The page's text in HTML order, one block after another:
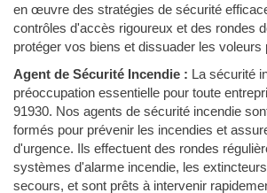
en œuvre des stratégies de sécurité
contrôles d'accès rigoureux et des rondes
protéger vos biens et dissuader les voleurs
Agent de Sécurité Incendie : La sécurité
préoccupation essentielle pour toute
91930. Nos agents de sécurité incendie
formés pour prévenir les incendies et
d'urgence. Ils effectuent des rondes
systèmes d'alarme incendie, les
secours, et sont prêts à intervenir